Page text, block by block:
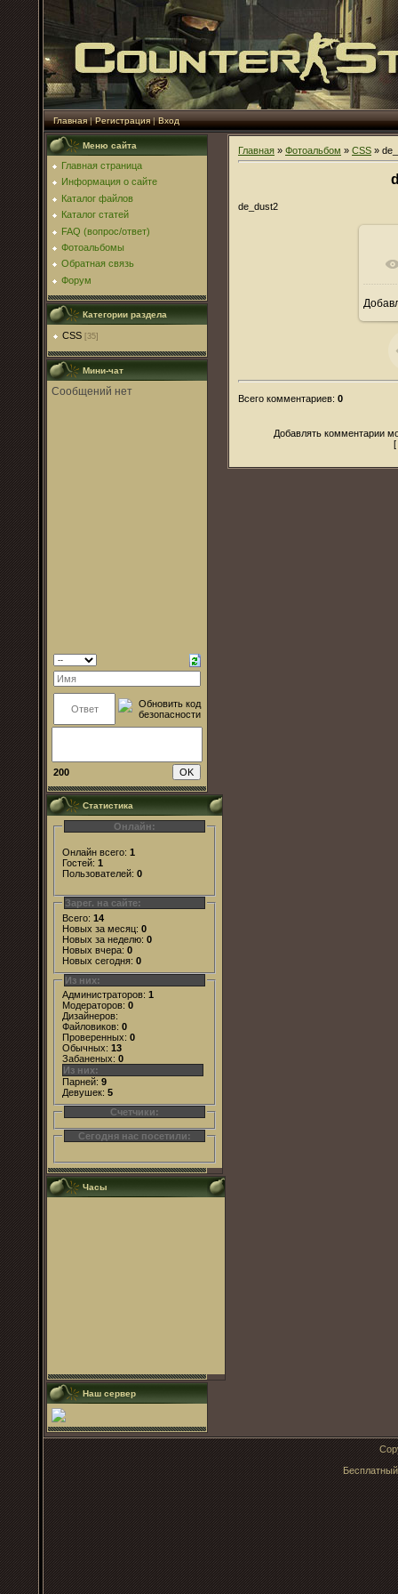
Главная|Регистрация|Вход
Меню сайта
Главная страница
Информация о сайте
Каталог файлов
Каталог статей
FAQ (вопрос/ответ)
Фотоальбомы
Обратная связь
Форум
Категории раздела
CSS [35]
Мини-чат
200
Статистика
Онлайн:
Онлайн всего: 1
Гостей: 1
Пользователей: 0
Зарег. на сайте:
Всего: 14
Новых за месяц: 0
Новых за неделю: 0
Новых вчера: 0
Новых сегодня: 0
Из них:
Администраторов: 1
Модераторов: 0
Дизайнеров:
Файловиков: 0
Проверенных: 0
Обычных: 13
Забаненых: 0
Из них:
Парней: 9
Девушек: 5
Счетчики:
Сегодня нас посетили:
Часы
Наш сервер
Главная » Фотоальбом » CSS »
de_dust2
Всего комментариев: 0
Добавлять комментарии
[